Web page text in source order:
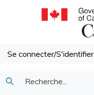
Se connecter/S'identifier
Soumettre